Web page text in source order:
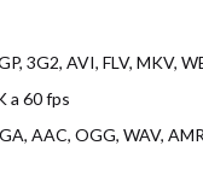
3G2, AVI, FLV, MKV,
a 60 fps
AAC, OGG, WAV,